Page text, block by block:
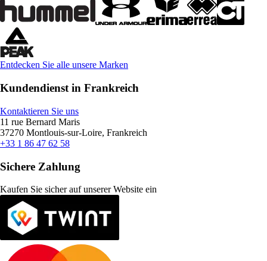
Entdecken Sie alle unsere Marken
Kundendienst in Frankreich
Kontaktieren Sie uns
11 rue Bernard Maris
37270 Montlouis-sur-Loire, Frankreich
+33 1 86 47 62 58
Sichere Zahlung
Kaufen Sie sicher auf unserer Website ein